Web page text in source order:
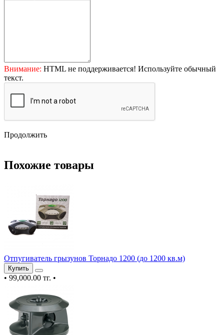
Внимание: HTML не поддерживается! Используйте обычный
текст.
Продолжить
Похожие товары
Отпугиватель грызунов Торнадо 1200 (до 1200 кв.м)
Купить
• 99,000.00 тг. •